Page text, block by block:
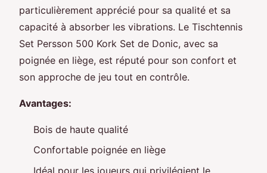
particulièrement apprécié pour sa qualité et sa
capacité à absorber les vibrations. Le Tischtennis
Set Persson 500 Kork Set de Donic, avec sa
poignée en liège, est réputé pour son confort et
son approche de jeu tout en contrôle.
Avantages:
Bois de haute qualité
Confortable poignée en liège
Idéal pour les joueurs qui privilégient le